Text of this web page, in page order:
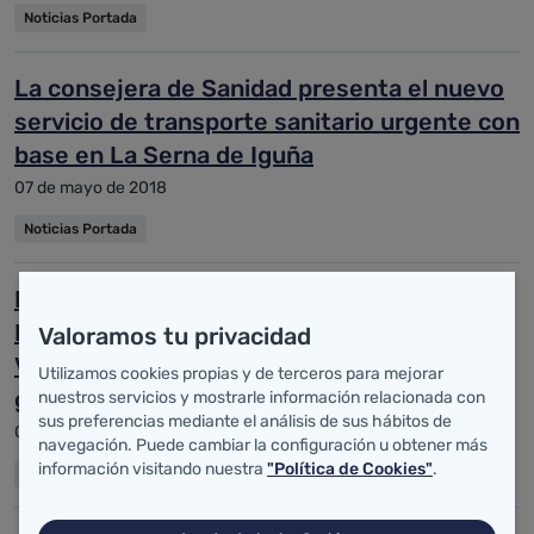
Noticias Portada
La consejera de Sanidad presenta el nuevo
servicio de transporte sanitario urgente con
base en La Serna de Iguña
07 de mayo de 2018
Noticias Portada
Real preside la primera reunión del
Patronato de la Fundación Marqués de
Valdecilla tras el nombramiento del nuevo
gerente
07 de mayo de 2018
Noticias Portada
Valoramos tu privacidad
Utilizamos cookies propias y de terceros para mejorar
nuestros servicios y mostrarle información relacionada con
sus preferencias mediante el análisis de sus hábitos de
navegación. Puede cambiar la configuración u obtener más
información visitando nuestra "Política de Cookies".